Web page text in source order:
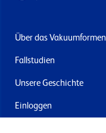
Über das Vakuumformen
Fallstudien
Unsere Geschichte
Einloggen